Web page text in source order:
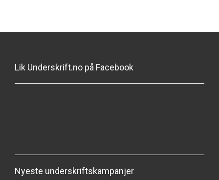
Lik Underskrift.no på Facebook
Nyeste underskriftskampanjer